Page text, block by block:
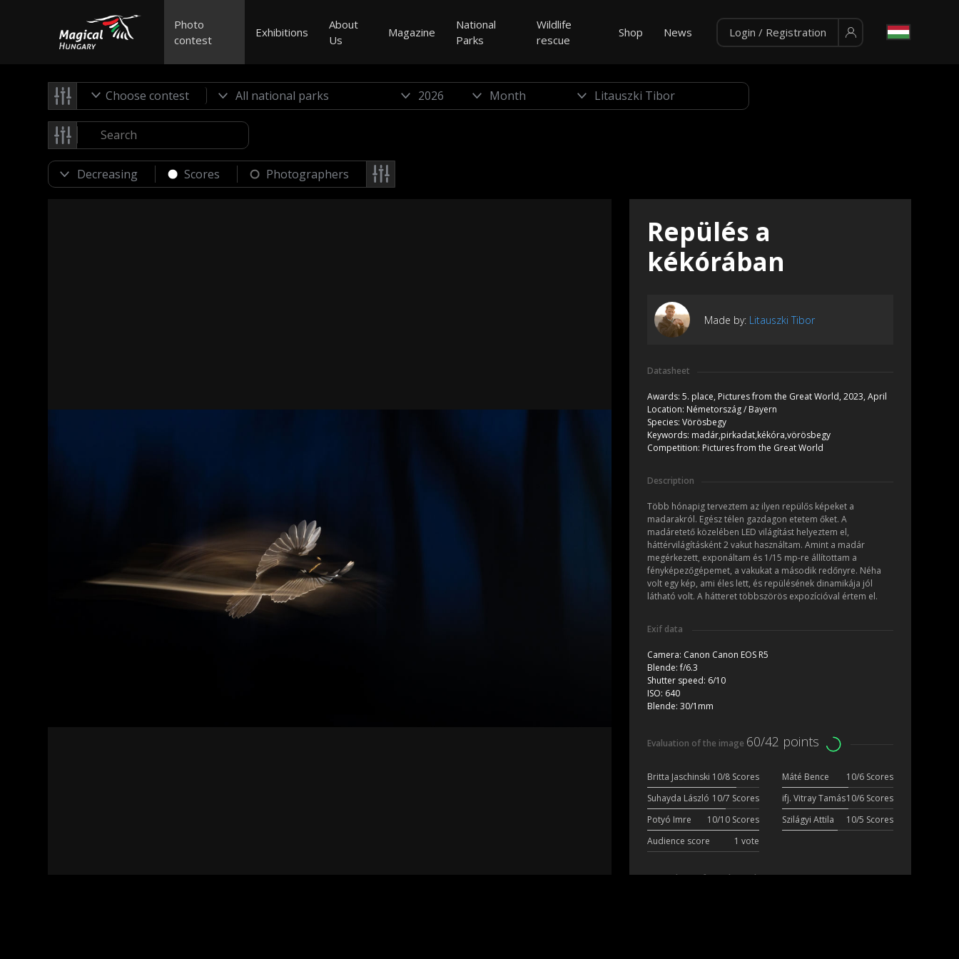
Photo
contest
Exhibitions
About
Us
Magazine
National
Parks
Wildlife
rescue
Shop News Login / Registration
Choose contest
Scores Photographers
Repülés a
kékórában
Made by: Litauszki Tibor
Datasheet
Awards: 5. place, Pictures from the Great World, 2023, April
Location: Németország / Bayern
Species: Vörösbegy
Keywords: madár,pirkadat,kékóra,vörösbegy
Competition: Pictures from the Great World
Description
Több hónapig terveztem az ilyen repülős képeket a
madarakról. Egész télen gazdagon etetem őket. A
madáretető közelében LED világítást helyeztem el,
háttérvilágításként 2 vakut használtam. Amint a madár
megérkezett, exponáltam és 1/15 mp-re állítottam a
fényképezőgépemet, a vakukat a második redőnyre. Néha
volt egy kép, ami éles lett, és repülésének dinamikája jól
látható volt. A hátteret többszörös expozícióval értem el.
Exif data
Camera: Canon Canon EOS R5
Blende:f/6.3
Shutter speed: 6/10
ISO: 640
Blende: 30/1mm
Evaluation of the image 60/42 points
Britta Jaschinski 10/8 Scores Máté Bence
10/6 Scores
Suhayda László 10/7 Scores ifj. Vitray Tamás10/6 Scores
Potyó Imre
10/10 Scores Szilágyi Attila
10/5 Scores
Audience score
1 vote
More photos from the author